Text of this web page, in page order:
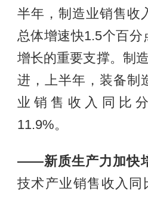
半年，制造业销售收
总体增速快1.5个百分
增长的重要支撑。制
进，上半年，装备制
业销售收入同比
11.9%。
——新质生产力加快
技术产业销售收入同